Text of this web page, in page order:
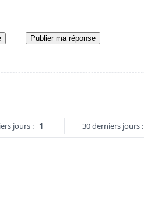
Publier ma réponse
jours : 1 30 derniers jours :